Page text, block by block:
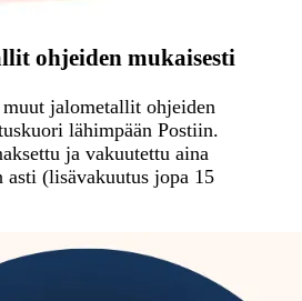
ohjeiden mukaisesti
jalometallit ohjeiden
lähimpään Postiin.
ja vakuutettu aina
asti (lisävakuutus jopa 15